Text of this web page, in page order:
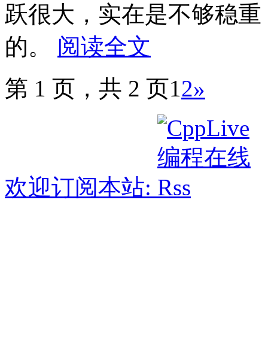
跃很大，实在是不够稳
的。 阅读全文
第 1 页，共 2 页12»
欢迎订阅本站: